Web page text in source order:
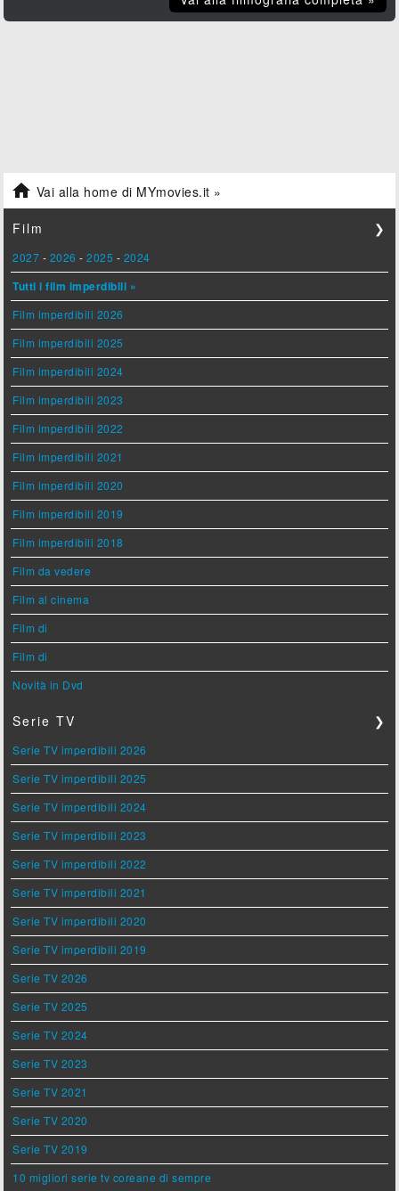
 Vai alla home di MYmovies.it »
Film ❯
2027 - 2026 -2025 - 2024
Tutti i film imperdibili »
Film imperdibili 2026
Film imperdibili 2025
Film imperdibili 2024
Film imperdibili 2023
Film imperdibili 2022
Film imperdibili 2021
Film imperdibili 2020
Film imperdibili 2019
Film imperdibili 2018
Film da vedere
Film al cinema
Film di
Film di
Novità in Dvd
Serie TV ❯
Serie TV imperdibili 2026
Serie TV imperdibili 2025
Serie TV imperdibili 2024
Serie TV imperdibili 2023
Serie TV imperdibili 2022
Serie TV imperdibili 2021
Serie TV imperdibili 2020
Serie TV imperdibili 2019
Serie TV 2026
Serie TV 2025
Serie TV 2024
Serie TV 2023
Serie TV 2021
Serie TV 2020
Serie TV 2019
10 migliori serie tv coreane di sempre